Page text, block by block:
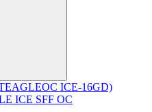
ICE-16GD)
ICE SFF OC